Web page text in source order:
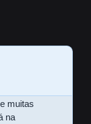
muitas
na